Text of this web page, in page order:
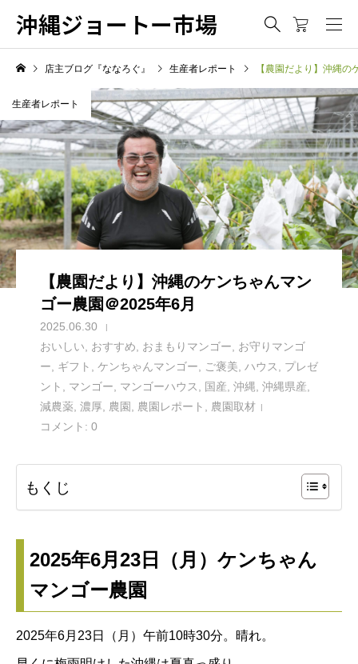
沖縄ジョートー市場
店主ブログ『ななろぐ』 生産者レポート 【農園だより】沖縄
生産者レポート
【農園だより】沖縄のケンちゃんマン
ゴー農園＠2025年6月
2025.06.30
おいしい
おすすめ おまもりマンゴー
お守りマンゴ
ー
ギフト ケンちゃんマンゴー ご褒美 ハウス
プレゼ
ント
マンゴー マンゴーハウス 国産 沖縄 沖縄県産
減農薬 濃厚 農園 農園レポート
農園取材
コメント: 0
もくじ
2025年6月23日（月）ケンちゃん
マンゴー農園
2025年6月23日（月）午前10時30分。晴れ。